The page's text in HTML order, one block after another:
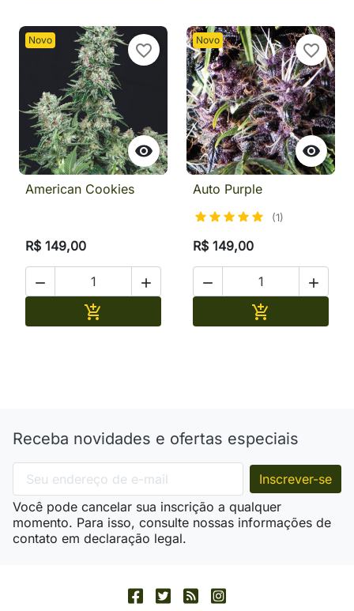
Novo

favorite_border
American Cookies
R$ 149,00
 

Novo

favorite_border
Auto Purple
(1)
R$ 149,00
 

Receba novidades e ofertas especiais
Você pode cancelar sua inscrição a qualquer
momento. Para isso, consulte nossas informações de
contato em declaração legal.